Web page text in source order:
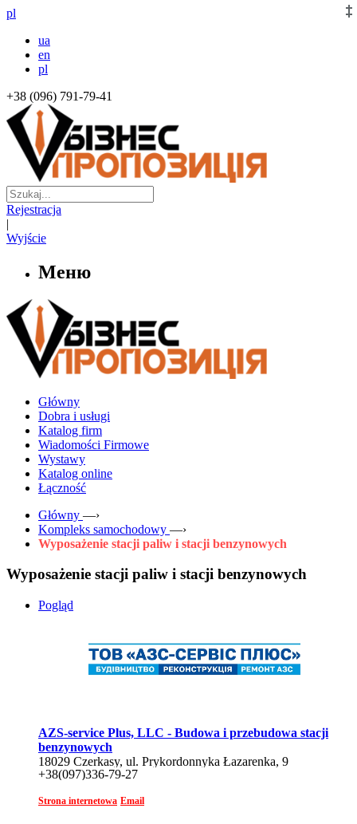
pl
ua
en
pl
+38 (096) 791-79-41
Rejestracja
|
Wyjście
Меню
Główny
Dobra i usługi
Katalog firm
Wiadomości Firmowe
Wystawy
Katalog online
Łączność
Główny —›
Kompleks samochodowy —›
Wyposażenie stacji paliw i stacji benzynowych
Wyposażenie stacji paliw i stacji benzynowych
Pogląd
AZS-service Plus, LLC - Budowa i przebudowa stacji
benzynowych
18029 Czerkasy, ul. Prykordonnyka Łazarenka, 9
+38(097)336-79-27
Strona internetowa Email